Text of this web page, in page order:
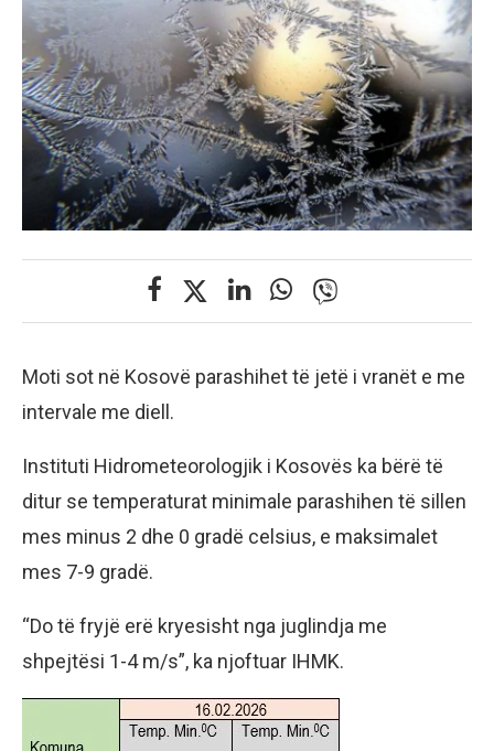
Moti sot në Kosovë parashihet të jetë i vranët e me
intervale me diell.
Instituti Hidrometeorologjik i Kosovës ka bërë të
ditur se temperaturat minimale parashihen të sillen
mes minus 2 dhe 0 gradë celsius, e maksimalet
mes 7-9 gradë.
“Do të fryjë erë kryesisht nga juglindja me
shpejtësi 1-4 m/s”, ka njoftuar IHMK.